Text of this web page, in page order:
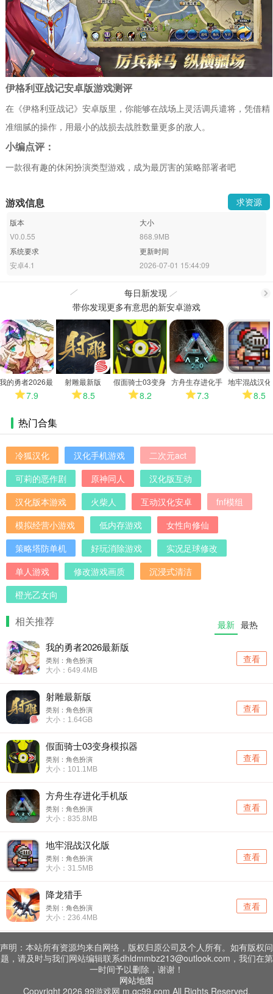
伊格利亚战记安卓版游戏测评
在《伊格利亚战记》安卓版里，你能够在战场上灵活调兵遣将，凭借精
准细腻的操作，用最小的战损去战胜数量更多的敌人。
小编点评：
一款很有趣的休闲扮演类型游戏，成为最厉害的策略部署者吧
游戏信息 求资源
版本
V0.0.55
大小
868.9MB
系统要求
安卓4.1
更新时间
2026-07-01 15:44:09
每日新发现
多
带你发现更多有意思的新安卓游戏
我的勇者2026最
新版7.9
射雕最新版
8.5
假面骑士03变身
模拟器
8.2
方舟生存进化手
机版7.3
地牢混战汉
8.5
热门合集
冷狐汉化 汉化手机游戏
二次元act
可莉的恶作剧
原神同人
汉化版互动
汉化版本游戏
火柴人 互动汉化安卓
fnf模组
模拟经营小游戏
低内存游戏
女性向修仙
策略塔防单机
好玩消除游戏
实况足球修改
单人游戏
修改游戏画质
沉浸式清洁
橙光乙女向
相关推荐 最新 最热
我的勇者2026最新版
类别：角色扮演
大小：649.4MB
查看
射雕最新版
类别：角色扮演
大小：1.64GB
查看
假面骑士03变身模拟器
类别：角色扮演
大小：101.1MB
查看
方舟生存进化手机版
类别：角色扮演
大小：835.8MB
查看
地牢混战汉化版
类别：角色扮演
大小：31.5MB
查看
降龙猎手
类别：角色扮演
大小：236.4MB
查看
声明：本站所有资源均来自网络，版权归原公司及个人所有。如有版权问
题，请及时与我们网站编辑联系dhldmmbz213@outlook.com，我们在第
一时间予以删除，谢谢！
网站地图
Copyright 2026 99游戏网 m.qc99.com All Rights Reserved.